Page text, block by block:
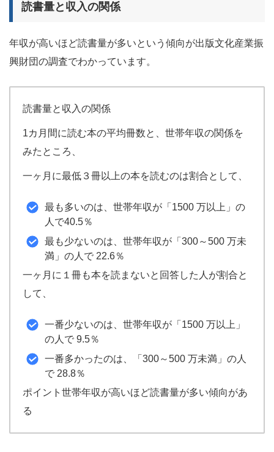
読書量と収入の関係
年収が高いほど読書量が多いという傾向が出版文化産業振
興財団の調査でわかっています。
読書量と収入の関係
1カ月間に読む本の平均冊数と、世帯年収の関係を
みたところ、
一ヶ月に最低３冊以上の本を読むのは割合として、
最も多いのは、世帯年収が「1500 万以上」の
人で40.5％
最も少ないのは、世帯年収が「300～500 万未
満」の人で 22.6％
一ヶ月に１冊も本を読まないと回答した人が割合と
して、
一番少ないのは、世帯年収が「1500 万以上」
の人で 9.5％
一番多かったのは、「300～500 万未満」の人
で 28.8％
ポイント 世帯年収が高いほど読書量が多い傾向があ
る